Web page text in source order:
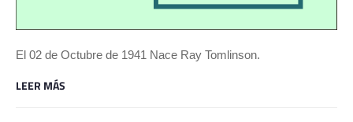
El 02 de Octubre de 1941 Nace Ray Tomlinson.
LEER MÁS